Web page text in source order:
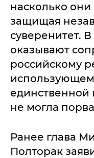
насколько
защищая
суверенитет.
оказывают
российскому
единственной
не могла
Ранее глава
Полторак